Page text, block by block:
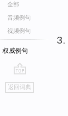
全部
音频例句
视频例句
权威例句
go
top
返回词典